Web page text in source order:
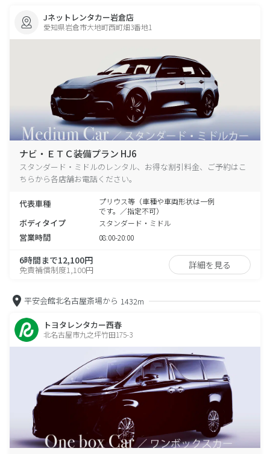
Jネットレンタカー岩倉店
愛知県岩倉市大地町西町畑3番地1
ナビ・ＥＴＣ装備プラン HJ6
スタンダード・ミドルのレンタル、お得な割引料金、ご予約はこ
ちらから各店舗お電話ください。
代表車種
プリウス等（車種や車両形状は一例
です。／指定不可）
ボディタイプ スタンダード・ミドル
営業時間 08:00-20:00
6時間まで12,100円
免責補償制度1,100円 詳細を見る
平安会館北名古屋斎場から 1432m
トヨタレンタカー西春
北名古屋市九之坪竹田175-3